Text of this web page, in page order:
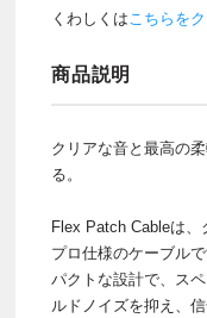
くわしくはこちらを
商品説明
クリアな音と最高の
る。
Flex Patch Cableは
プロ仕様のケーブル
パクトな設計で、ス
ルドノイズを抑え、